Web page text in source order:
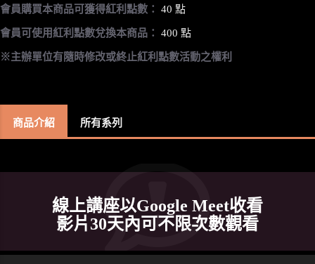
會員購買本商品可獲得紅利點數： 40 點
會員可使用紅利點數兌換本商品： 400 點
※主辦單位有隨時修改或終止紅利點數活動之權利
商品介紹 所有系列
線上講座以Google Meet收看
影片30天內可不限次數觀看